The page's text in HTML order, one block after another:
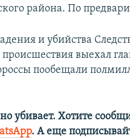
района. По
и убийства
происшествия выехал
пообещали
убивает. Хотите
. А еще